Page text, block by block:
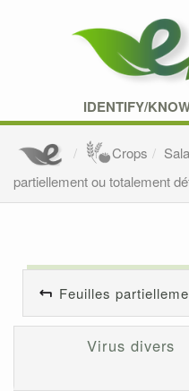
IDENTIFY/
Crops
partiellement ou totalement
Feuilles
Virus divers